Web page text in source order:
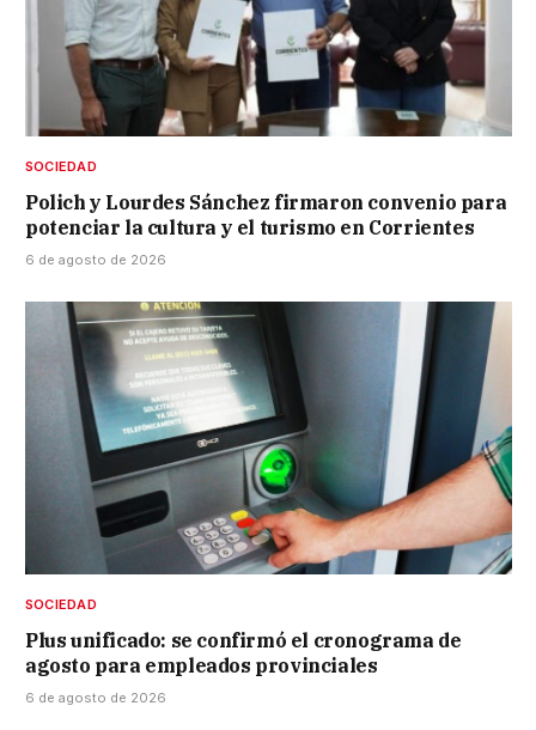
SOCIEDAD
Polich y Lourdes Sánchez firmaron convenio para
potenciar la cultura y el turismo en Corrientes
6 de agosto de 2026
SOCIEDAD
Plus unificado: se confirmó el cronograma de
agosto para empleados provinciales
6 de agosto de 2026